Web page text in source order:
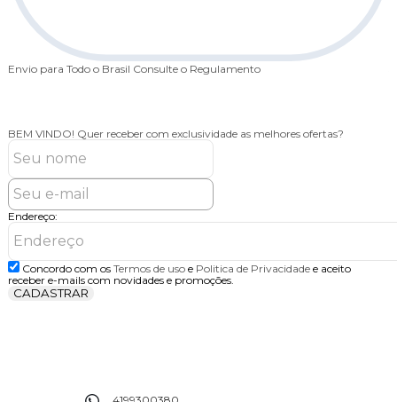
Envio para Todo o Brasil Consulte o Regulamento
BEM VINDO! Quer receber com exclusividade as melhores ofertas?
Endereço:
Concordo com os Termos de usoe Politica de Privacidadee aceito
receber e-mails com novidades e promoções.
CADASTRAR